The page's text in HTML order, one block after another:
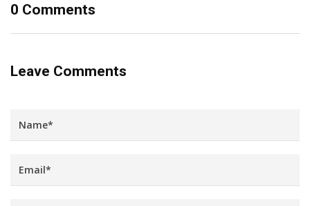
0 Comments
Leave Comments